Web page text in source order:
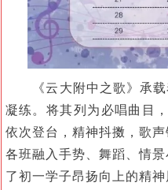
《云大附中之歌》承
凝练。将其列为必唱曲目
依次登台，精神抖擞，歌
各班融入手势、舞蹈、情
了初一学子昂扬向上的精神